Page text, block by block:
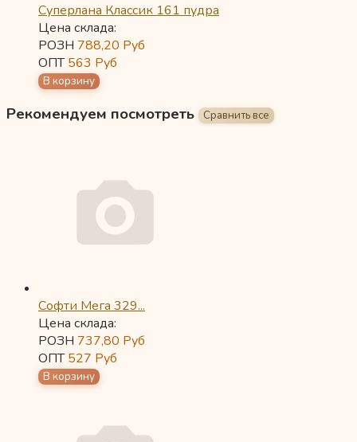
Суперлана Классик 161 пудра
Цена склада:
РОЗН 788,20 Руб
ОПТ563 Руб
Рекомендуем посмотреть
Софти Мега 329...
Цена склада:
РОЗН 737,80 Руб
ОПТ527 Руб